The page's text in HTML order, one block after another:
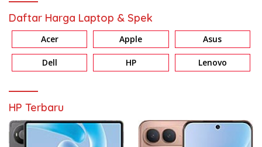
Daftar Harga Laptop & Spek
Acer Apple Asus
Dell HP Lenovo
HP Terbaru